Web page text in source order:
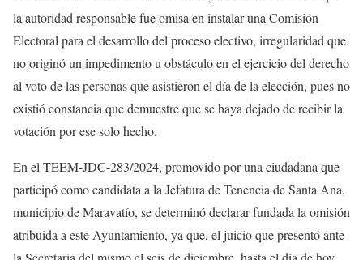
la autoridad responsable fue omisa en instalar una Comisión
Electoral para el desarrollo del proceso electivo, irregularidad que
no originó un impedimento u obstáculo en el ejercicio del derecho
al voto de las personas que asistieron el día de la elección, pues no
existió constancia que demuestre que se haya dejado de recibir la
votación por ese solo hecho.
En el TEEM-JDC-283/2024, promovido por una ciudadana que
participó como candidata a la Jefatura de Tenencia de Santa Ana,
municipio de Maravatío, se determinó declarar fundada la omisión
atribuida a este Ayuntamiento, ya que, el juicio que presentó ante